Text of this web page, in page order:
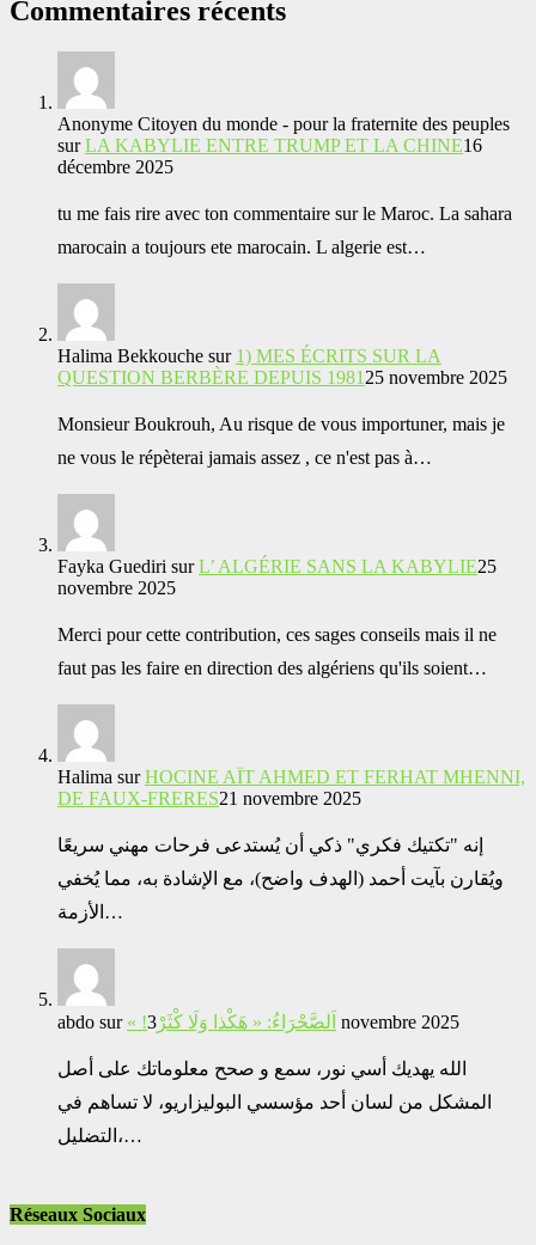
Commentaires récents
Anonyme Citoyen du monde - pour la fraternite des peuples
surLA KABYLIE ENTRE TRUMP ET LA CHINE16
décembre 2025
tu me fais rire avec ton commentaire sur le Maroc. La sahara
marocain a toujours ete marocain. L algerie est…
Halima Bekkouche sur 1) MES ÉCRITS SUR LA
QUESTION BERBÈRE DEPUIS 1981 25 novembre 2025
Monsieur Boukrouh, Au risque de vous importuner, mais je
ne vous le répèterai jamais assez , ce n'est pas à…
Fayka Guediri surL’ ALGÉRIE SANS LA KABYLIE25
novembre 2025
Merci pour cette contribution, ces sages conseils mais il ne
faut pas les faire en direction des algériens qu'ils soient…
Halima surHOCINE AÏT AHMED ET FERHAT MHENNI,
DE FAUX-FRERES21 novembre 2025
إنه "تكتيك فكري" ذكي أن يُستدعى فرحات مهني سريعًا
ويُقارن بآيت أحمد (الهدف واضح)، مع الإشادة به، مما يُخفي
الأزمة…
abdo sur « !اَلصَّحْرَاءُ: « هَكْذا وَلَا كْثَرْ 3 novembre 2025
الله يهديك أسي نور، سمع و صحح معلوماتك على أصل
المشكل من لسان أحد مؤسسي البوليزاريو، لا تساهم في
التضليل،…
Réseaux Sociaux